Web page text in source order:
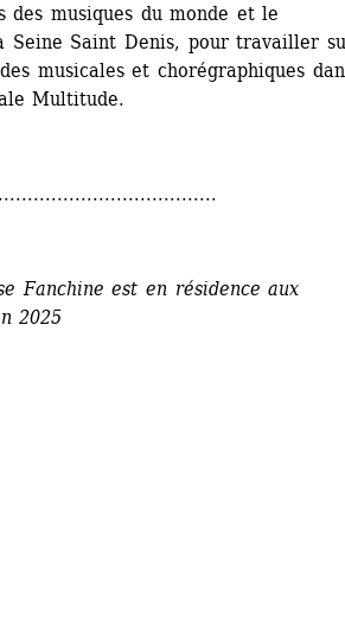
musiques du monde et le
Seine Saint Denis, pour travailler
musicales et chorégraphiques
Multitude.
Fanchine est en résidence aux
2025